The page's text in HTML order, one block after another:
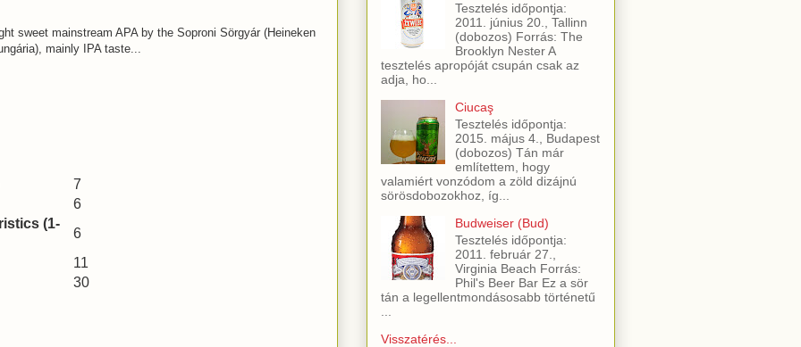
sweet mainstream APA by the Soproni Sörgyár (Heineken
mainly IPA taste...
7
6
(1-
6
11
30
Tesztelés időpontja:
2011. június 20., Tallinn
(dobozos) Forrás: The
Brooklyn Nester A
tesztelés apropóját csupán csak az
adja, ho...
Ciucaş
Tesztelés időpontja:
2015. május 4., Budapest
(dobozos) Tán már
említettem, hogy
valamiért vonzódom a zöld dizájnú
sörösdobozokhoz, íg...
Budweiser (Bud)
Tesztelés időpontja:
2011. február 27.,
Virginia Beach Forrás:
Phil's Beer Bar Ez a sör
tán a legellentmondásosabb történetű
Visszatérés...